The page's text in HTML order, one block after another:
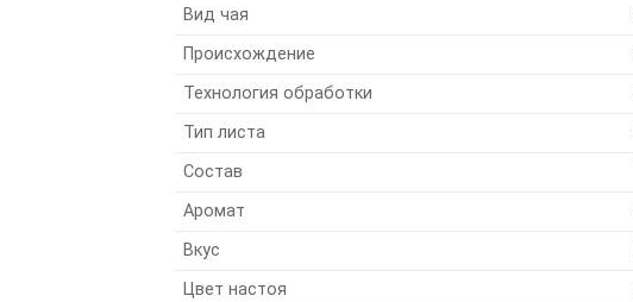
Вид чая
Происхождение
Технология обработки
Тип листа
Состав
Аромат
Вкус
Цвет настоя